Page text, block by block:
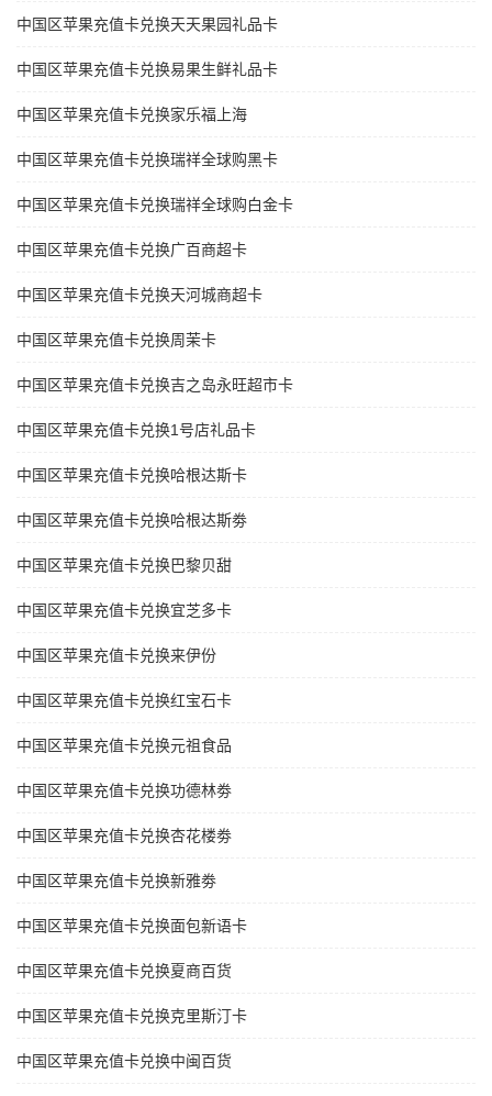
中国区苹果充值卡兑换天天果园礼品卡
中国区苹果充值卡兑换易果生鲜礼品卡
中国区苹果充值卡兑换家乐福上海
中国区苹果充值卡兑换瑞祥全球购黑卡
中国区苹果充值卡兑换瑞祥全球购白金卡
中国区苹果充值卡兑换广百商超卡
中国区苹果充值卡兑换天河城商超卡
中国区苹果充值卡兑换周茉卡
中国区苹果充值卡兑换吉之岛永旺超市卡
中国区苹果充值卡兑换1号店礼品卡
中国区苹果充值卡兑换哈根达斯卡
中国区苹果充值卡兑换哈根达斯劵
中国区苹果充值卡兑换巴黎贝甜
中国区苹果充值卡兑换宜芝多卡
中国区苹果充值卡兑换来伊份
中国区苹果充值卡兑换红宝石卡
中国区苹果充值卡兑换元祖食品
中国区苹果充值卡兑换功德林劵
中国区苹果充值卡兑换杏花楼劵
中国区苹果充值卡兑换新雅劵
中国区苹果充值卡兑换面包新语卡
中国区苹果充值卡兑换夏商百货
中国区苹果充值卡兑换克里斯汀卡
中国区苹果充值卡兑换中闽百货